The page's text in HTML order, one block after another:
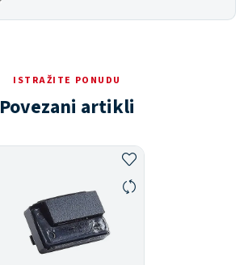
ISTRAŽITE PONUDU
Povezani artikli